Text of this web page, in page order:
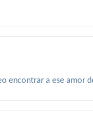
encontrar a ese amor